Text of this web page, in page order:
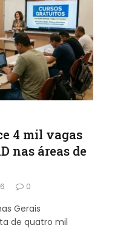
4 mil vagas
nas áreas de
0
Gerais
de quatro mil